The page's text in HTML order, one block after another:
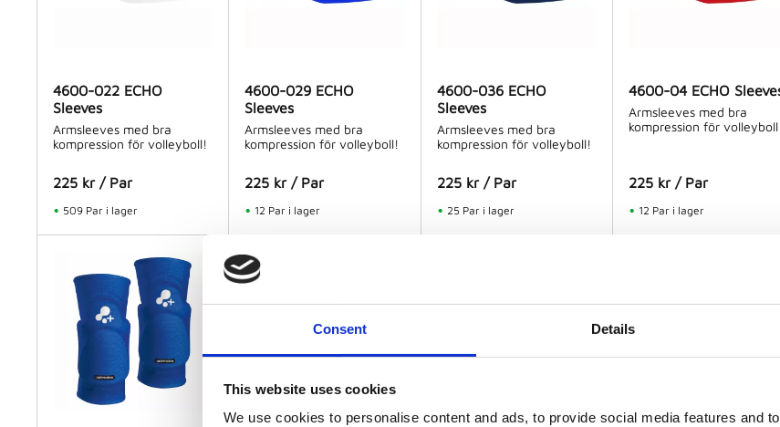
Consent Details
This website uses cookies
We use cookies to personalise content and ads, to provide social media features and
4600-022 ECHO
Sleeves
Armsleeves med bra
kompression för volleyboll!
225kr / Par
509 Par i lager
4600-029 ECHO
Sleeves
Armsleeves med bra
kompression för volleyboll!
225 kr / Par
12 Par i lager
4600-036 ECHO
Sleeves
Armsleeves med bra
kompression för volleyboll!
225kr / Par
25 Par i lager
4600-04 ECHO
Armsleeves med bra
kompression för
225 kr / Par
12 Par i lager